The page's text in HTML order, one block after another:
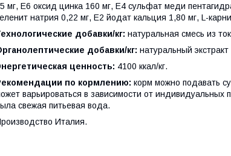
мг, Е6 оксид цинка 160 мг, Е4 сульфат меди
натрия 0,22 мг, Е2 йодат кальция 1,80 мг, L-
добавки/кг: натуральная смесь из
добавки/кг: натуральный
ценность: 4100 ккал/кг.
по кормлению: корм можно подавать
варьироваться в зависимости от индивидуальных
свежая питьевая вода.
Италия.